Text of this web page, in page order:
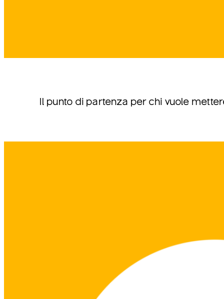
Il punto di partenza per chi vuole